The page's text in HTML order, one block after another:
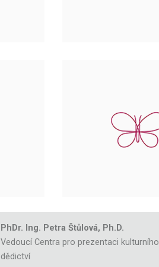
PhDr. Ing. Petra Štůlová, Ph.D.
Vedoucí Centra pro prezentaci kulturního
dědictví